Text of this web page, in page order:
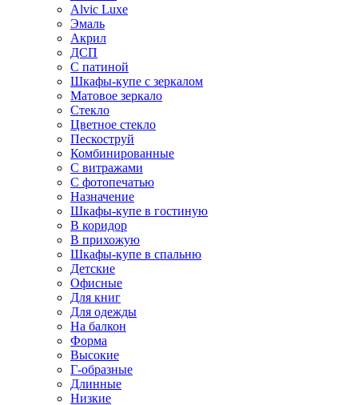
Alvic Luxe
Эмаль
Акрил
ДСП
С патиной
Шкафы-купе с зеркалом
Матовое зеркало
Стекло
Цветное стекло
Пескоструй
Комбинированные
С витражами
С фотопечатью
Назначение
Шкафы-купе в гостиную
В коридор
В прихожую
Шкафы-купе в спальню
Детские
Офисные
Для книг
Для одежды
На балкон
Форма
Высокие
Г-образные
Длинные
Низкие